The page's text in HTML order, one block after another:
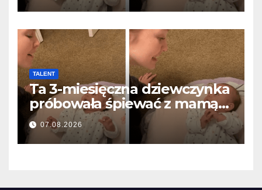
TALENT
Ta 3-miesięczna dziewczynka
próbowała śpiewać z mamą…
i roztopiła miliony serc
07.08.2026